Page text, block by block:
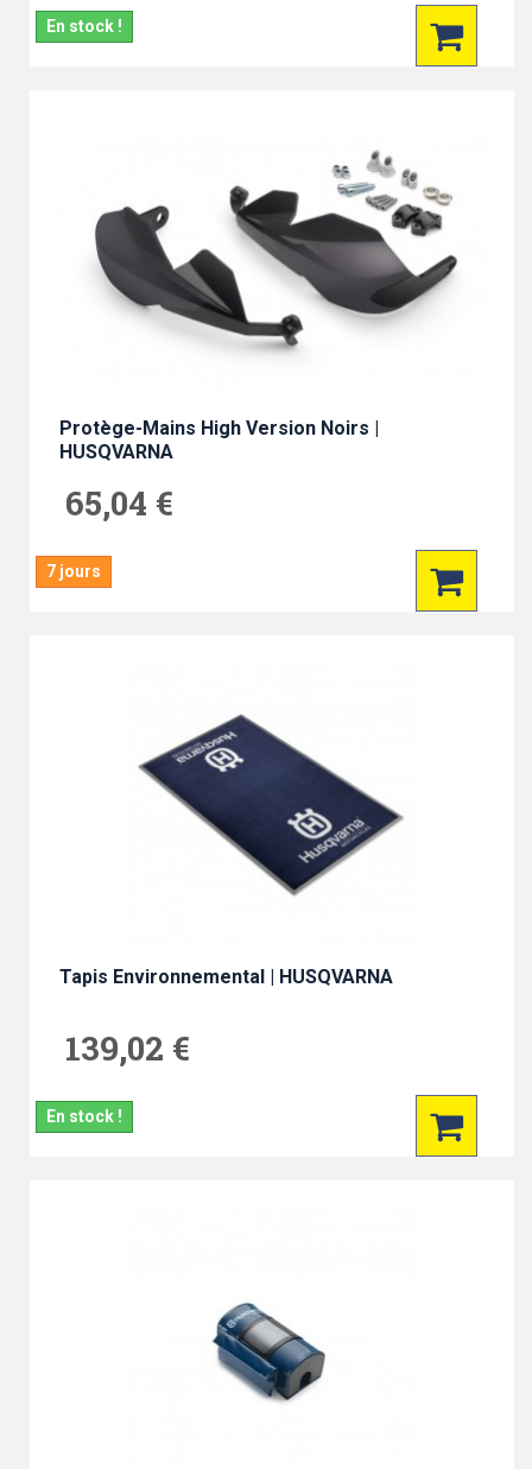
En stock !
Protège-Mains High Version Noirs |
HUSQVARNA
65,04 €
7 jours
Tapis Environnemental | HUSQVARNA
139,02 €
En stock !